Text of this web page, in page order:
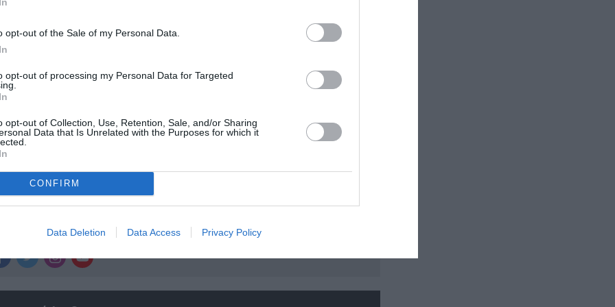
opt-out of the Sale of my Personal Data.
opt-out of processing my Personal Data for Targeted
opt-out of Collection, Use, Retention, Sale, and/or Sharing
Data that Is Unrelated with the Purposes for which it
CONFIRM
Data Deletion Data Access Privacy Policy
στο
και τον Πολιτισμό!
το Culturenow.gr